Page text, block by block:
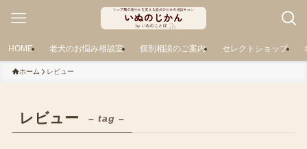
HOME 老犬のお悩み相談室 個別相談のご案内 セレクトショップ
ホーム レビュー
レビュー – tag –